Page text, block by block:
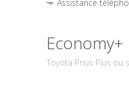
Assistance
Economy+
Toyota Prius Plus ou